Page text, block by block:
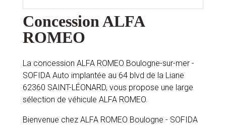
Concession ALFA
ROMEO
La concession ALFA ROMEO Boulogne-sur-mer -
SOFIDA Auto implantée au 64 blvd de la Liane
62360 SAINT-LÉONARD, vous propose une large
sélection de véhicule ALFA ROMEO.
Bienvenue chez ALFA ROMEO Boulogne - SOFIDA